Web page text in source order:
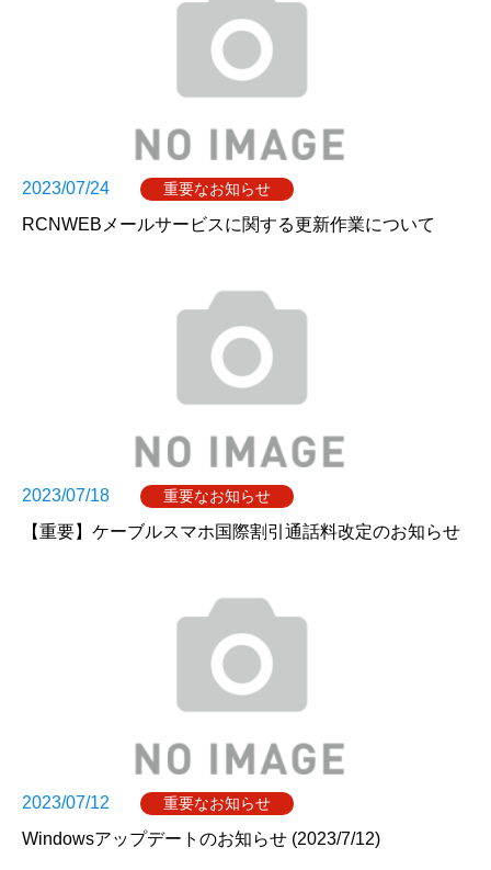
2023/07/24 重要なお知らせ
RCNWEBメールサービスに関する更新作業について
2023/07/18 重要なお知らせ
【重要】ケーブルスマホ国際割引通話料改定のお知らせ
2023/07/12 重要なお知らせ
Windowsアップデートのお知らせ (2023/7/12)